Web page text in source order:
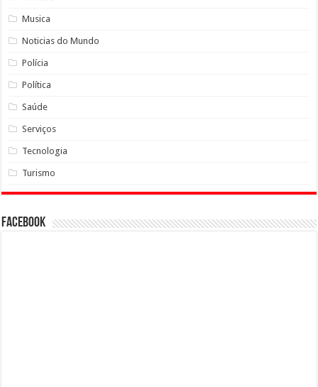
Musica
Noticias do Mundo
Polícia
Política
Saúde
Serviços
Tecnologia
Turismo
Facebook